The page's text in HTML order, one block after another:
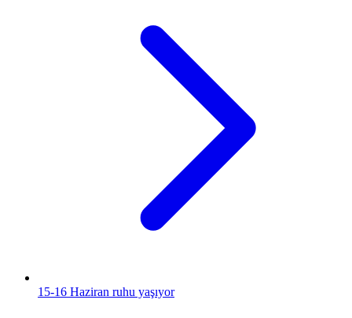
15-16 Haziran ruhu yaşıyor